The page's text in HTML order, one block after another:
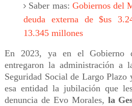
Saber mas: Gobiernos del
deuda externa de $us
13.345 millones
En 2023, ya en el Gobierno
entregaron la administración a
Seguridad Social de Largo
esa entidad la jubilación que
denuncia de Evo Morales, la